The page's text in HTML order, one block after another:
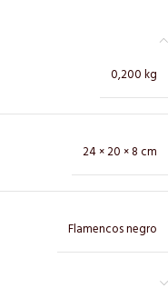
0,200 kg
24 × 20 × 8 cm
Flamencos negro